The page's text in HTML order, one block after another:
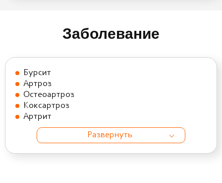
Заболевание
Бурсит
Артроз
Остеоартроз
Коксартроз
Артрит
Развернуть